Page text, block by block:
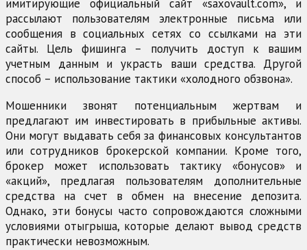
имитирующие официальный сайт «saxovault.com», и
рассылают пользователям электронные письма или
сообщения в социальных сетях со ссылками на эти
сайты. Цель фишинга – получить доступ к вашим
учетным данным и украсть ваши средства. Другой
способ – использование тактики «холодного обзвона».
Мошенники звонят потенциальным жертвам и
предлагают им инвестировать в прибыльные активы.
Они могут выдавать себя за финансовых консультантов
или сотрудников брокерской компании. Кроме того,
брокер может использовать тактику «бонусов» и
«акций», предлагая пользователям дополнительные
средства на счет в обмен на внесение депозита.
Однако, эти бонусы часто сопровождаются сложными
условиями отыгрыша, которые делают вывод средств
практически невозможным.